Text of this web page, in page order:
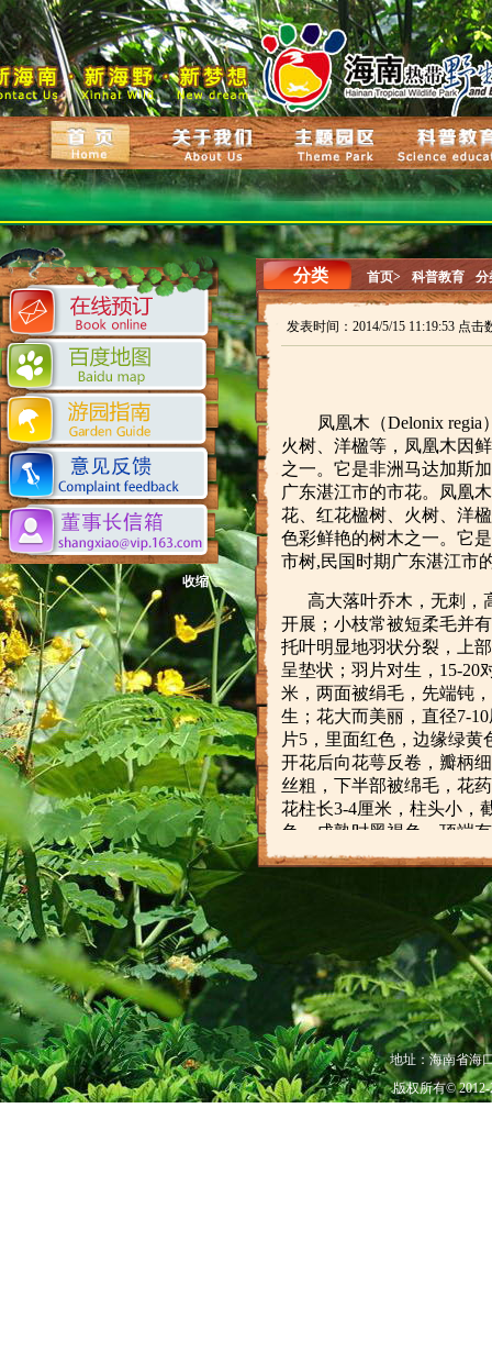
收缩
分类 首页> 科普教育 分
发表时间：2014/5/15 11:19:53 点击
凤凰木（Delonix
火树、洋楹等，凤凰木因
之一。它是非洲马达加斯
广东湛江市的市花。
凤凰
花、红花楹树、火树、洋
色彩鲜艳的树木之一。它
市树,民国时期广东湛江市
高大落叶乔木，无刺，
开展；小枝常被短柔毛并
托叶明显地羽状分裂，上
呈垫状；羽片对生，15-20
米，两面被绢毛，先端钝
生；花大而美丽，直径7-
片5，里面红色，边缘绿黄
开花后向花萼反卷，瓣柄
丝粗，下半部被绵毛，花
花柱长3-4厘米，柱头小，
色，成熟时黑褐色，顶端
约15毫米，宽约7毫米。花
性味：树皮：甘、淡、寒。
效用：树皮：平肝潜阳，
用法用量：内服：煎汤，
毒性：花和种子有毒。小
的水提取物对猫和猴有催
分不明。花含类胡萝卜素
（erythritol）、白矢车菊甙
状。[3]
地址：海南省海
版权所有©